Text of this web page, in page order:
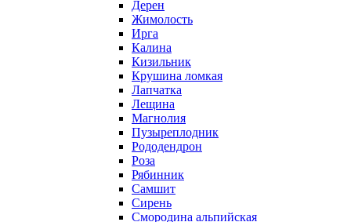
Дерен
Жимолость
Ирга
Калина
Кизильник
Крушина ломкая
Лапчатка
Лещина
Магнолия
Пузыреплодник
Рододендрон
Роза
Рябинник
Самшит
Сирень
Смородина альпийская